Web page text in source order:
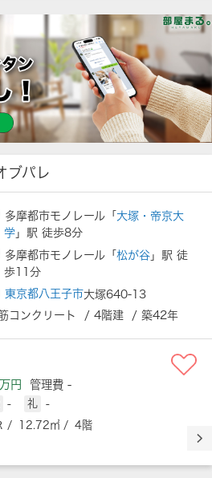
ブパレ
多摩都市モノレール「 大塚・帝京大
学」駅 徒歩8分
多摩都市モノレール「松が谷 」駅 徒
歩11分
東京都八王子市大塚640-13
コンクリート / 4階建 / 築42年
万円 管理費 -
- 礼
-
/ 12.72㎡ / 4階